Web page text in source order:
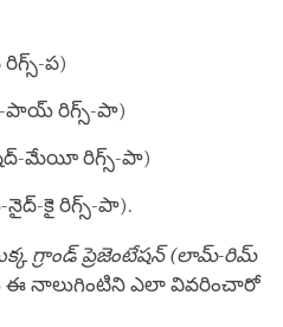
ప)
రిగ్స్-పా)
మేయీ రిగ్స్-పా)
కై రిగ్స్-పా).
గ్రాండ్ ప్రెజెంటేషన్ (లామ్-రిమ్
నాలుగింటిని ఎలా వివరించారో